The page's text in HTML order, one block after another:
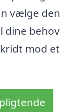
vælge den
dine behov
mod et